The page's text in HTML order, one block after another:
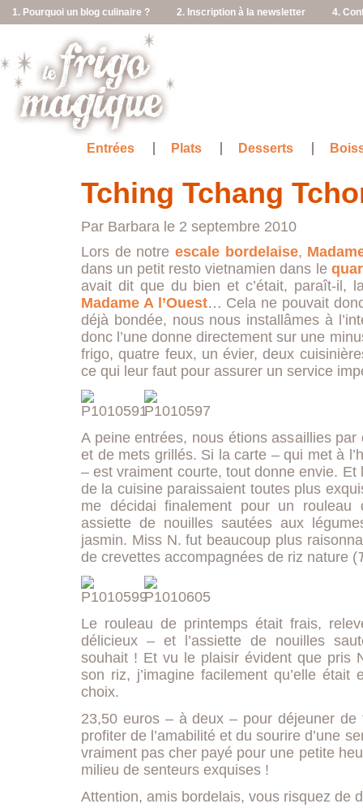
1. Pourquoi un blog culinaire ? 2. Inscription à la newsletter 4.
Entrées Plats Desserts
Tching Tchang
Par Barbara le 2 septembre 2010
Lors de notre escale bordelaise,
dans un petit resto vietnamien dans le
avait dit que du bien et c’était, paraît-il,
Madame A l’Ouest… Cela ne pouvait
déjà bondée, nous nous installâmes à
donc l’une donne directement sur une
frigo, quatre feux, un évier, deux
ce qui leur faut pour assurer un service
A peine entrées, nous étions assaillies par
et de mets grillés. Si la carte – qui met à
– est vraiment courte, tout donne envie.
de la cuisine paraissaient toutes plus
me décidai finalement pour un rouleau
assiette de nouilles sautées aux
jasmin. Miss N. fut beaucoup plus
de crevettes accompagnées de riz nature (
Le rouleau de printemps était frais,
délicieux – et l’assiette de nouilles
souhait ! Et vu le plaisir évident que pris
son riz, j’imagine facilement qu’elle
choix.
23,50 euros – à deux – pour déjeuner
profiter de l’amabilité et du sourire d’une
vraiment pas cher payé pour une petite
milieu de senteurs exquises !
Attention, amis bordelais, vous risquez de